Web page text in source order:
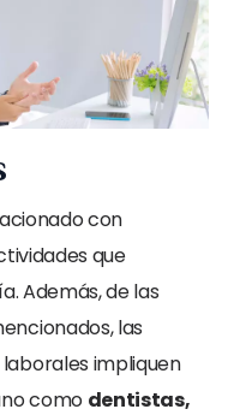
con
que
Además, de las
las
impliquen
como dentistas,